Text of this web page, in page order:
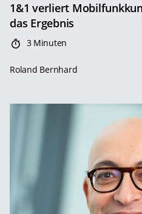
1&1 verliert
das Ergebnis
3 Minuten
Roland Bernhard